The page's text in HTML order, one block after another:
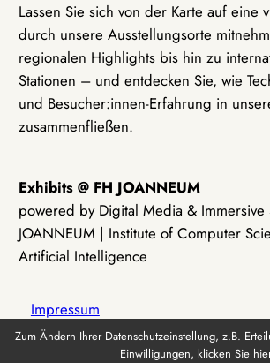
Lassen Sie sich von der Karte auf eine
durch unsere Ausstellungsorte
regionalen Highlights bis hin zu
Stationen – und entdecken Sie, wie
und Besucher:innen-Erfahrung in
zusammenfließen.
Exhibits @ FH JOANNEUM
powered by Digital Media & Immersive
JOANNEUM | Institute of Computer
Artificial Intelligence
Impressum
Zum Ändern Ihrer Datenschutzeinstellung, z.B.
Einwilligungen, klicken Sie